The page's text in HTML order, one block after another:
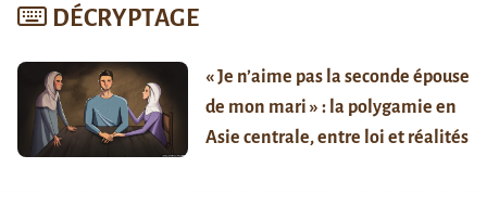
DÉCRYPTAGE
« Je n’aime pas la seconde épouse
de mon mari » : la polygamie en
Asie centrale, entre loi et réalités